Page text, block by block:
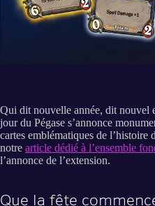
Qui dit nouvelle année, dit nouvel
jour du Pégase s’annonce
cartes emblématiques de l’histoire
notre article dédié à l’ensemble
l’annonce de l’extension.
Que la fête